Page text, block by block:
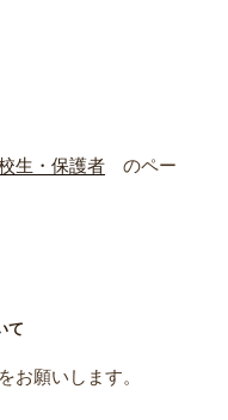
生・保護者 のペー
て
お願いします。